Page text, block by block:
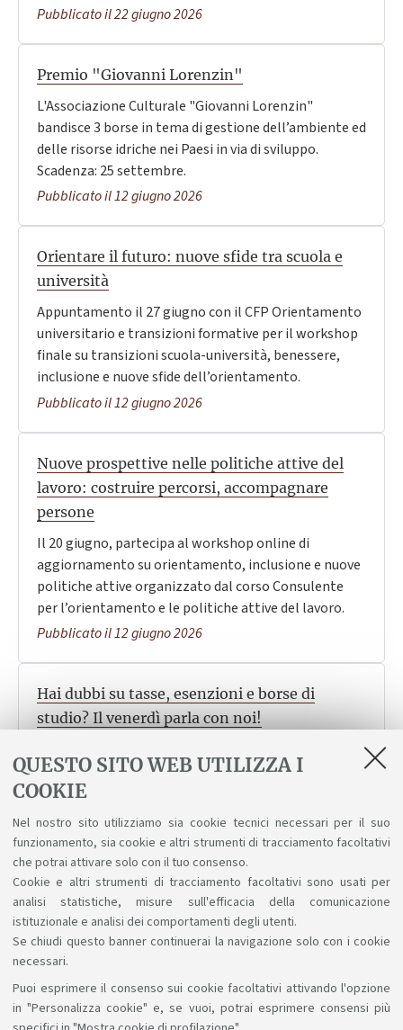
QUESTO SITO WEB UTILIZZA I
COOKIE
Nel nostro sito utilizziamo sia cookie tecnici necessari per il suo
funzionamento, sia cookie e altri strumenti di tracciamento facoltativi
che potrai attivare solo con il tuo consenso.
Cookie e altri strumenti di tracciamento facoltativi sono usati per
analisi statistiche, misure sull'efficacia della comunicazione
istituzionale e analisi dei comportamenti degli utenti.
Se chiudi questo banner continuerai la navigazione solo con i cookie
necessari.
Puoi esprimere il consenso sui cookie facoltativi attivando l'opzione
in "Personalizza cookie" e, se vuoi, potrai esprimere consensi più
Pubblicato il 22 giugno 2026
Premio "Giovanni Lorenzin"
L'Associazione Culturale "Giovanni Lorenzin"
bandisce 3 borse in tema di gestione dell’ambiente ed
delle risorse idriche nei Paesi in via di sviluppo.
Scadenza: 25 settembre.
Pubblicato il 12 giugno 2026
Orientare il futuro: nuove sfide tra scuola e
università
Appuntamento il 27 giugno con il CFP Orientamento
universitario e transizioni formative per il workshop
finale su transizioni scuola-università, benessere,
inclusione e nuove sfide dell’orientamento.
Pubblicato il 12 giugno 2026
Nuove prospettive nelle politiche attive del
lavoro: costruire percorsi, accompagnare
persone
Il 20 giugno, partecipa al workshop online di
aggiornamento su orientamento, inclusione e nuove
politiche attive organizzato dal corso Consulente
per l’orientamento e le politiche attive del lavoro.
Pubblicato il 12 giugno 2026
Hai dubbi su tasse, esenzioni e borse di
studio? Il venerdì parla con noi!
per ricevere informazioni sulle tasse, le possibilità di
esenzione o riduzione e su come ottenere i benefici
del diritto allo studio.
Pubblicato il 03 giugno 2026
1 2 3 4 5
Sosteniamo il diritto alla conoscenza